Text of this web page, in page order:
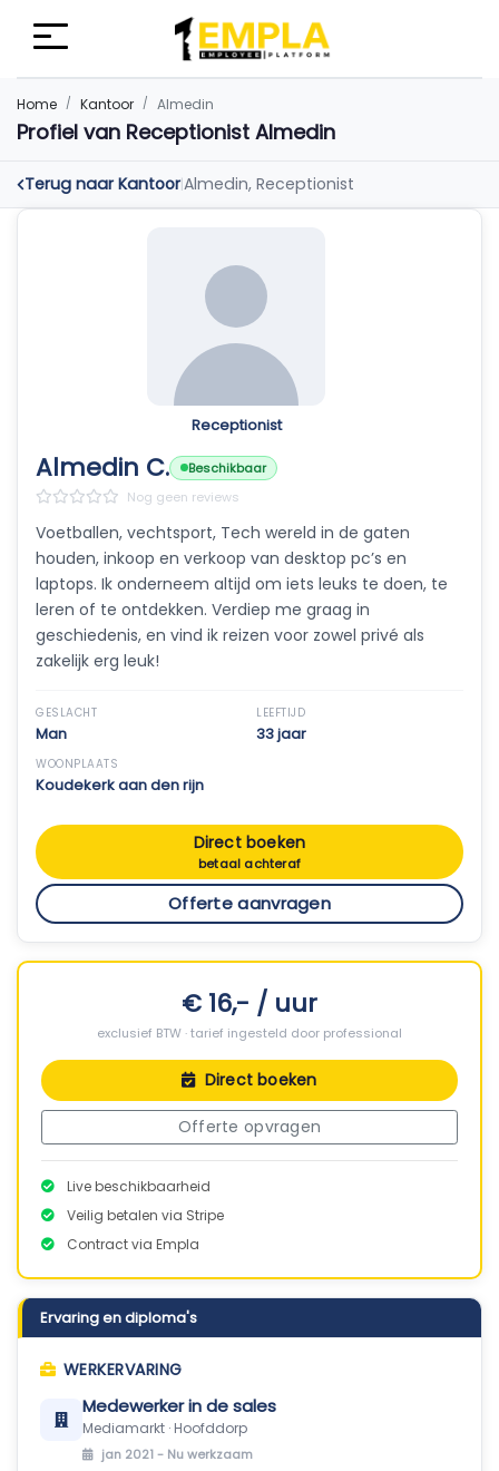
Home Kantoor Almedin
Profiel van Receptionist Almedin
Terug naar Kantoor|Almedin, Receptionist
Receptionist
Almedin C.
Beschikbaar
Nog geen reviews
Voetballen, vechtsport, Tech wereld in de gaten
houden, inkoop en verkoop van desktop pc’s en
laptops. Ik onderneem altijd om iets leuks te doen, te
leren of te ontdekken. Verdiep me graag in
geschiedenis, en vind ik reizen voor zowel privé als
zakelijk erg leuk!
GESLACHT
Man
LEEFTIJD
33 jaar
WOONPLAATS
Koudekerk aan den rijn
Direct boeken
betaal achteraf
Offerte aanvragen
€ 16,- / uur
exclusief BTW · tarief ingesteld door professional
Direct boeken
Offerte opvragen
Live beschikbaarheid
Veilig betalen via Stripe
Contract via Empla
Ervaring en diploma's
WERKERVARING
Medewerker in de sales
Mediamarkt · Hoofddorp
jan 2021 - Nu werkzaam